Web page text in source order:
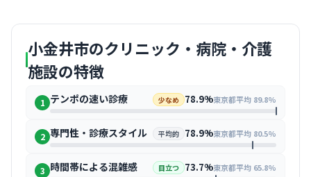
小金井市のクリニック・病院・介護
施設の特徴
1 テンポの速い診療 少なめ 78.9%東京都平均 89.8%
2 専門性・診療スタイル 平均的 78.9%東京都平均 80.5%
3 時間帯による混雑感 目立つ 73.7%東京都平均 65.8%